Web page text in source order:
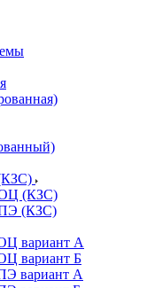
ОЦ (КЗС)
ПЭ (КЗС)
вариант А
вариант Б
вариант А